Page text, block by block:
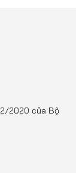
2020 của Bộ